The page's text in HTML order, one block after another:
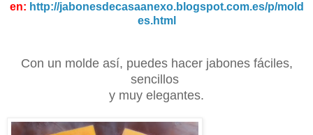
en: http://jabonesdecasaanexo.blogspot.com.es/p/mold
es.html
Con un molde así, puedes hacer jabones fáciles,
sencillos
y muy elegantes.